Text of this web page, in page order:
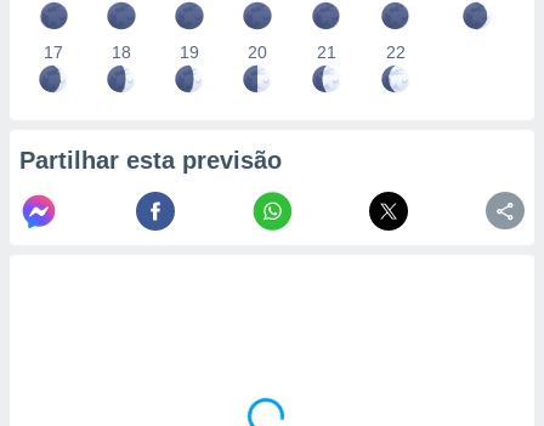
17 18 19 20 21 22
Partilhar esta previsão